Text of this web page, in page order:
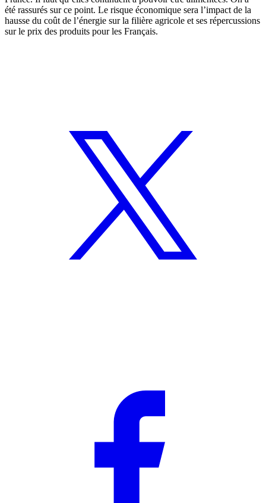
été rassurés sur ce point. Le risque économique sera l’impact de la
hausse du coût de l’énergie sur la filière agricole et ses répercussions
sur le prix des produits pour les Français.